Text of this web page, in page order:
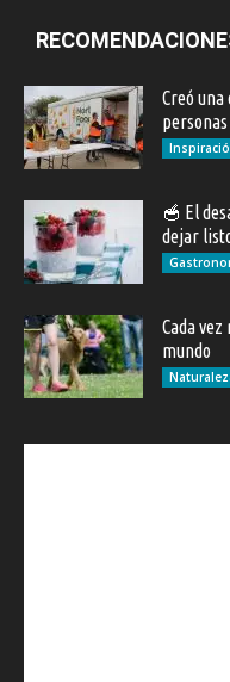
Creó
🥣 El
dejar
Cada
mundo